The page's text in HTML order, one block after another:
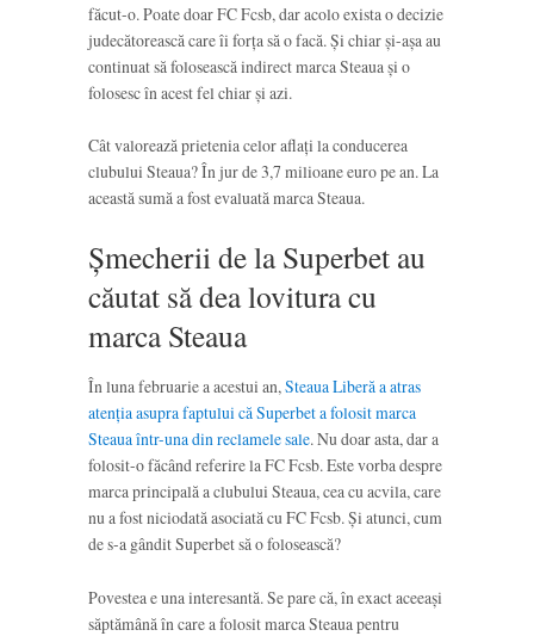
făcut-o. Poate doar FC Fcsb, dar acolo exista o decizie
judecătorească care îi forța să o facă. Și chiar și-așa au
continuat să folosească indirect marca Steaua și o
folosesc în acest fel chiar și azi.
Cât valorează prietenia celor aflați la conducerea
clubului Steaua? În jur de 3,7 milioane euro pe an. La
această sumă a fost evaluată marca Steaua.
Șmecherii de la Superbet au
căutat să dea lovitura cu
marca Steaua
În luna februarie a acestui an,Steaua Liberă a atras
atenția asupra faptului că Superbet a folosit marca
Steaua într-una din reclamele sale. Nu doar asta, dar a
folosit-o făcând referire la FC Fcsb. Este vorba despre
marca principală a clubului Steaua, cea cu acvila, care
nu a fost niciodată asociată cu FC Fcsb. Și atunci, cum
de s-a gândit Superbet să o folosească?
Povestea e una interesantă. Se pare că, în exact aceeași
săptămână în care a folosit marca Steaua pentru